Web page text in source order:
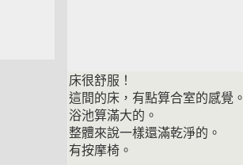
床很舒服！
這間的床，有點算合室的感覺。
浴池算滿大的。
整體來說一樣還滿乾淨的。
有按摩椅。